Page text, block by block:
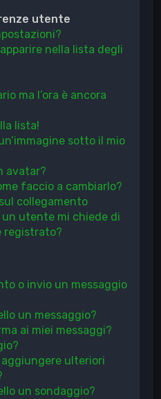
utente
nella lista degli
ma l’ora è ancora
lista!
sotto il mio
avatar?
faccio a cambiarlo?
collegamento
un utente mi chiede di
registrato?
o invio un messaggio
un messaggio?
ai miei messaggi?
aggiungere ulteriori
un sondaggio?